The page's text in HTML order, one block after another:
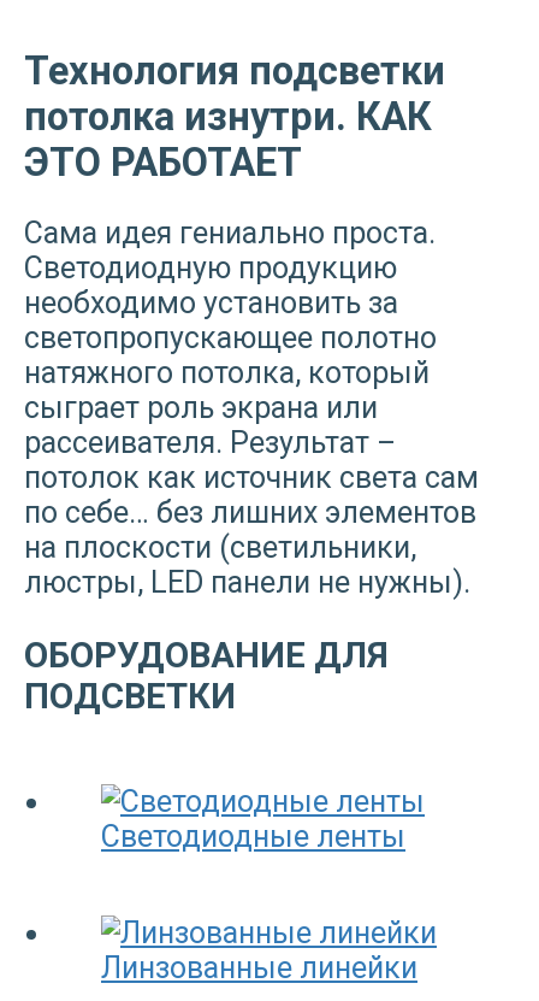
Технология подсветки
потолка изнутри. КАК
ЭТО РАБОТАЕТ
Сама идея гениально проста.
Светодиодную продукцию
необходимо установить за
светопропускающее полотно
натяжного потолка, который
сыграет роль экрана или
рассеивателя. Результат –
потолок как источник света сам
по себе… без лишних элементов
на плоскости (светильники,
люстры, LED панели не нужны).
ОБОРУДОВАНИЕ ДЛЯ
ПОДСВЕТКИ
Светодиодные ленты
Линзованные линейки